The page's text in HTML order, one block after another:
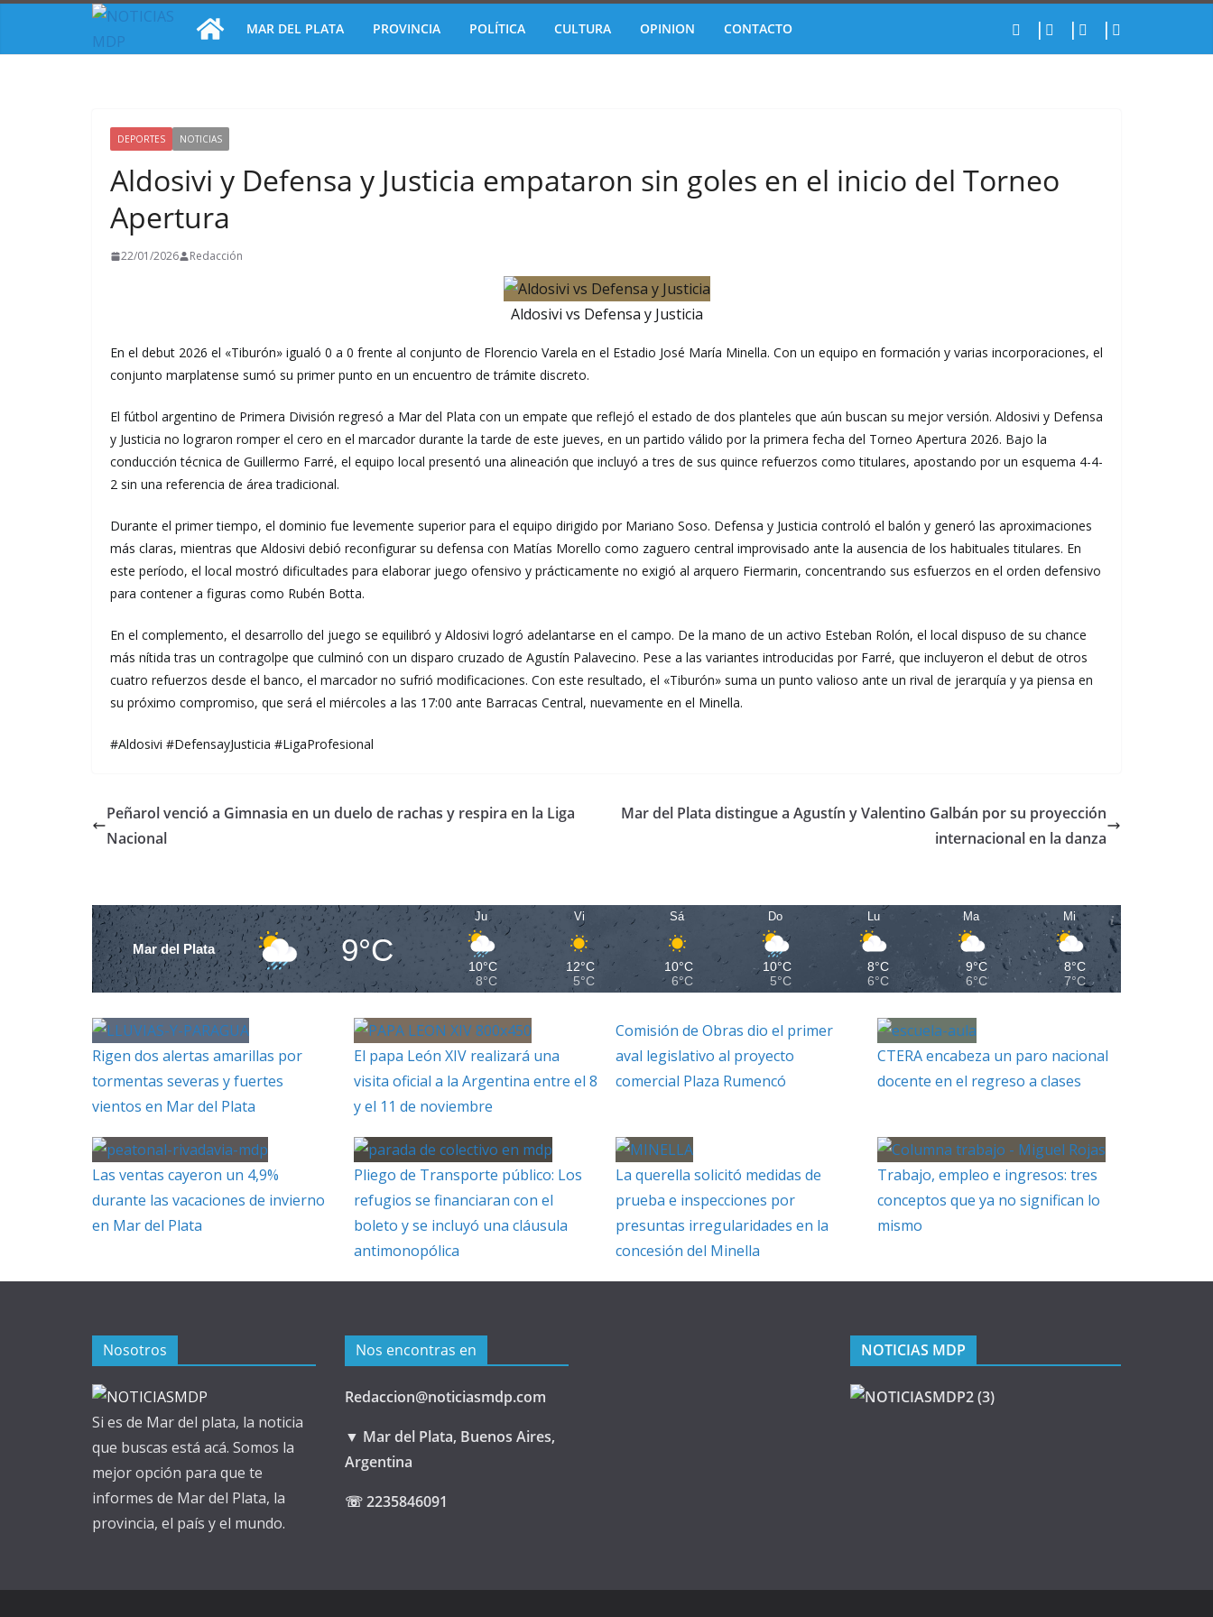
MAR DEL PLATA PROVINCIA POLÍTICA CULTURA OPINION CONTACTO
DEPORTES NOTICIAS
Aldosivi y Defensa y Justicia empataron sin goles en el inicio del Torneo
Apertura
22/01/2026 Redacción
Aldosivi vs Defensa y Justicia
En el debut 2026 el «Tiburón» igualó 0 a 0 frente al conjunto de Florencio Varela en el Estadio José María Minella. Con un equipo en formación y varias incorporaciones, el
conjunto marplatense sumó su primer punto en un encuentro de trámite discreto.
El fútbol argentino de Primera División regresó a Mar del Plata con un empate que reflejó el estado de dos planteles que aún buscan su mejor versión. Aldosivi y Defensa
y Justicia no lograron romper el cero en el marcador durante la tarde de este jueves, en un partido válido por la primera fecha del Torneo Apertura 2026. Bajo la
conducción técnica de Guillermo Farré, el equipo local presentó una alineación que incluyó a tres de sus quince refuerzos como titulares, apostando por un esquema 4-4-
2 sin una referencia de área tradicional.
Durante el primer tiempo, el dominio fue levemente superior para el equipo dirigido por Mariano Soso. Defensa y Justicia controló el balón y generó las aproximaciones
más claras, mientras que Aldosivi debió reconfigurar su defensa con Matías Morello como zaguero central improvisado ante la ausencia de los habituales titulares. En
este período, el local mostró dificultades para elaborar juego ofensivo y prácticamente no exigió al arquero Fiermarin, concentrando sus esfuerzos en el orden defensivo
para contener a figuras como Rubén Botta.
En el complemento, el desarrollo del juego se equilibró y Aldosivi logró adelantarse en el campo. De la mano de un activo Esteban Rolón, el local dispuso de su chance
más nítida tras un contragolpe que culminó con un disparo cruzado de Agustín Palavecino. Pese a las variantes introducidas por Farré, que incluyeron el debut de otros
cuatro refuerzos desde el banco, el marcador no sufrió modificaciones. Con este resultado, el «Tiburón» suma un punto valioso ante un rival de jerarquía y ya piensa en
su próximo compromiso, que será el miércoles a las 17:00 ante Barracas Central, nuevamente en el Minella.
#Aldosivi #DefensayJusticia #LigaProfesional
Peñarol venció a Gimnasia en un duelo de rachas y respira en la Liga
Nacional
Mar del Plata distingue a Agustín y Valentino Galbán por su proyección
internacional en la danza
Mar del Plata 9°C
Ju
10°C
8°C
Vi
12°C
5°C
Sá
10°C
6°C
Do
10°C
5°C
Lu
8°C
6°C
Ma
9°C
6°C
Mi
8°C
7°C
Rigen dos alertas amarillas por
tormentas severas y fuertes
vientos en Mar del Plata
El papa León XIV realizará una
visita oficial a la Argentina entre el 8
y el 11 de noviembre
Comisión de Obras dio el primer
aval legislativo al proyecto
comercial Plaza Rumencó
CTERA encabeza un paro nacional
docente en el regreso a clases
Las ventas cayeron un 4,9%
durante las vacaciones de invierno
en Mar del Plata
Pliego de Transporte público: Los
refugios se financiaran con el
boleto y se incluyó una cláusula
antimonopólica
La querella solicitó medidas de
prueba e inspecciones por
presuntas irregularidades en la
concesión del Minella
Trabajo, empleo e ingresos: tres
conceptos que ya no significan lo
mismo
Nosotros
Si es de Mar del plata, la noticia
que buscas está acá. Somos la
mejor opción para que te
informes de Mar del Plata, la
provincia, el país y el mundo.
Nos encontras en
Redaccion@noticiasmdp.com
▼ Mar del Plata, Buenos Aires,
Argentina
☏ 2235846091
NOTICIAS MDP